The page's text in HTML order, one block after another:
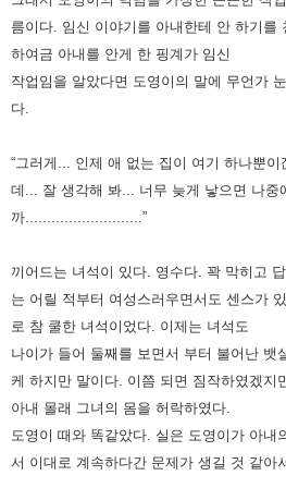
름이다. 임신 이야기를 아내한테 안 하기를
하여금 아내를 안게 한 핑계가 임신
작업임을 알았다면 도영이의 말에 무언가
다.
“그러게... 인제 애 없는 집이 여기 하나뿐
데... 잘 생각해 봐... 너무 늦게 낳으면 나중
까...........................”
끼어드는 녀석이 있다. 영수다. 꽉 막히고
는 어릴 적부터 여성스러우면서도 센스가
로 참 쿨한 녀석이었다. 이제는 녀석도
나이가 들어 둘째를 보면서 부터 불어난 뱃
케 하지만 말이다. 이쯤 되면 짐작하였겠지
아내 몰래 그녀의 몸을 허락하였다.
도영이 때와 똑같았다. 실은 도영이가 아내
서 이대로 계속하다간 문제가 생길 것 같아